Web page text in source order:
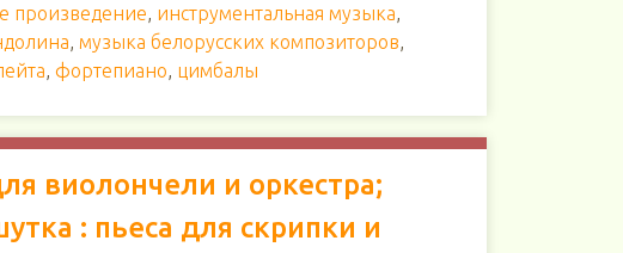
произведение, инструментальная музыка,
, музыка белорусских композиторов,
, фортепиано, цимбалы
виолончели и оркестра;
: пьеса для скрипки и